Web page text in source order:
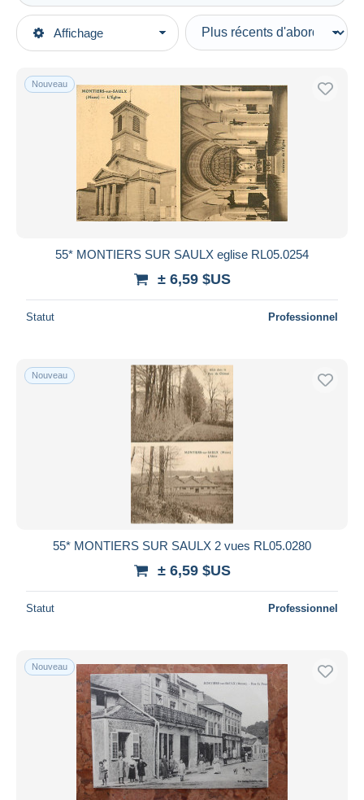
Affichage
Catégories principales
Europe
Montiers sur Saulx
Types de vente
En cours
Prix fixes
Enchères avec offres
Enchères sans offres
Maisons de vente
Toutes les durées
depuis
jours
Uniquement en réduction
Livraison gratuite
Méthodes de paiement
Virement bancaire
Mastercard
Bancontact
Tout désélectionner
Monde entier
Appliquer
Nouveau
55* MONTIERS SUR SAULX eglise RL05.0254
± 6,59 $US
Statut Professionnel
Nouveau
55* MONTIERS SUR SAULX 2 vues RL05.0280
± 6,59 $US
Statut Professionnel
Nouveau